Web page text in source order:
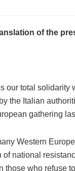
of the
our total solidarity
the Italian
gathering
Western
of national
those who refuse